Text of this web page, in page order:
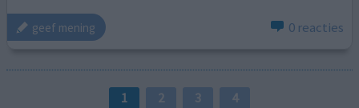
geef mening 0 reacties
1 2 3 4